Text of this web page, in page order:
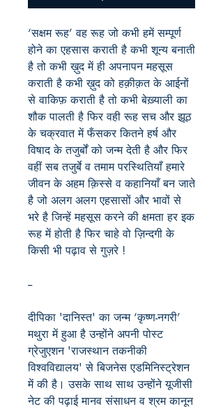
‘सक्षम रूह’ वह रूह जो कभी हमें सम्पूर्ण
होने का एहसास कराती है कभी शून्य बनाती
है तो कभी ख़ुद में ही अपनापन महसूस
कराती है कभी ख़ुद को हक़ीक़त के आईनों
से वाकिफ़ कराती है तो कभी बेख़्याली का
शौक पालती है फिर वही रूह सच और झूठ
के चक्रवात में फँसकर कितने हर्ष और
विषाद के तजुर्बों को जन्म देती है और फिर
वहीं सब तजुर्बे व तमाम परस्थितियाँ हमारे
जीवन के अहम क़िस्से व कहानियाँ बन जाते
है जो अलग अलग एहसासों और भावों से
भरे है जिन्हें महसूस करने की क्षमता हर इक
रूह में होती है फिर चाहे वो ज़िन्दगी के
किसी भी पढ़ाव से गुज़रे !
--
दीपिका 'दानिस्त' का जन्म ‘कृष्ण-नगरी’
मथुरा में हुआ है उन्होंने अपनी पोस्ट
ग्रेजुएशन 'राजस्थान तकनीकी
विश्वविद्यालय' से बिजनेस एडमिनिस्ट्रेशन
में की है। उसके साथ साथ उन्होंने यूजीसी
नेट की पढ़ाई मानव संसाधन व श्रम कानून